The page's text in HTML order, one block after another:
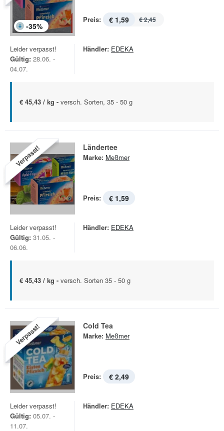
-35%
Preis: € 1,59 € 2,45
Leider verpasst!
Gültig: 28.06. -
04.07.
Händler: EDEKA
€ 45,43 / kg - versch. Sorten, 35 - 50 g
Verpasst! Ländertee
Marke: Meßmer
Preis: € 1,59
Leider verpasst!
Gültig: 31.05. -
06.06.
Händler: EDEKA
€ 45,43 / kg - versch. Sorten 35 - 50 g
Verpasst! Cold Tea
Marke: Meßmer
Preis: € 2,49
Leider verpasst!
Gültig: 05.07. -
11.07.
Händler: EDEKA